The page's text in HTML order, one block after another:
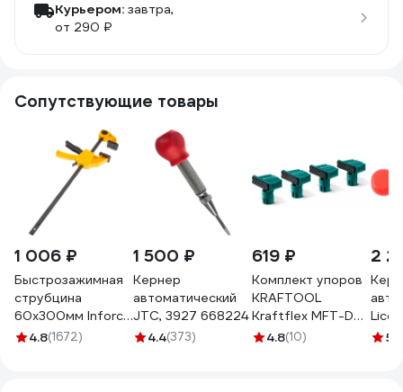
Курьером: завтра,
от 290 ₽
Сопутствующие товары
1 006 ₽
Быстрозажимная
струбцина
60х300мм Inforce
06-03-34
4.8(1672)
1 500 ₽
Кернер
автоматический
JTC, 3927 668224
4.4(373)
619 ₽
Комплект упоров
KRAFTOOL
Kraftflex MFT-DH
в отверстия 20
4.8(10)
2
5